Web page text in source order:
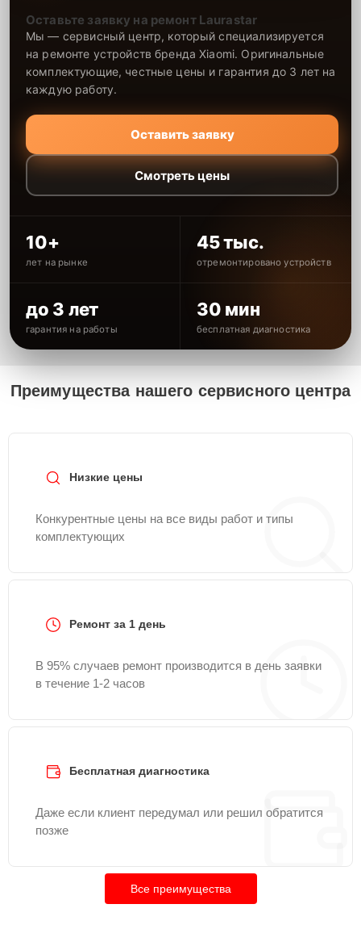
Оставьте заявку на ремонт Laurastar
Мы — сервисный центр, который специализируется
на ремонте устройств бренда Xiaomi. Оригинальные
комплектующие, честные цены и гарантия до 3 лет на
каждую работу.
Оставить заявку
Смотреть цены
10+
лет на рынке
45 тыс.
отремонтировано устройств
до 3 лет
гарантия на работы
30 мин
бесплатная диагностика
Преимущества нашего сервисного центра
Низкие цены
Конкурентные цены на все виды работ и типы
комплектующих
Ремонт за 1 день
В 95% случаев ремонт производится в день заявки
в течение 1-2 часов
Бесплатная диагностика
Даже если клиент передумал или решил обратится
позже
Все преимущества